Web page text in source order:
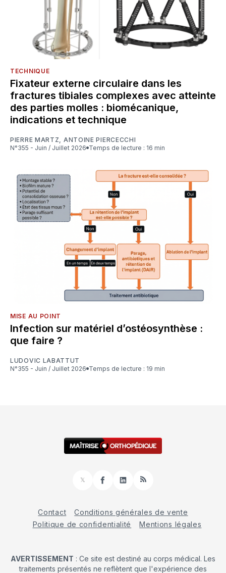
TECHNIQUE
Fixateur externe circulaire dans les
fractures tibiales complexes avec atteinte
des parties molles : biomécanique,
indications et technique
PIERRE MARTZ
ANTOINE PIERCECCHI
N°355 - Juin / Juillet 2026
Temps de lecture : 16 min
MISE AU POINT
Infection sur matériel d’ostéosynthèse :
que faire ?
LUDOVIC LABATTUT
N°355 - Juin / Juillet 2026
Temps de lecture : 19 min
𝕏
FacebookLinkedInRSS
Contact
Conditions générales de vente
Politique de confidentialité
Mentions légales
AVERTISSEMENT : Ce site est destiné au corps médical. Les
traitements présentés ne reflètent que l'expérience des